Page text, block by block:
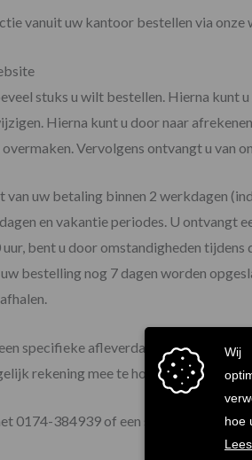
vanuit uw kantoor bestellen via
stuks u wilt bestellen. Hierna kunt
Hierna kunt u door naar
Vervolgens ontvangt u van
van uw betaling binnen 2 werkdagen
en vakantie periodes. U ontvangt
bent u door omstandigheden
bestelling nog 7 dagen worden
specifieke afleverdag aan te geven
rekening mee te houden.
0174-384939 of een stuur een e-mail